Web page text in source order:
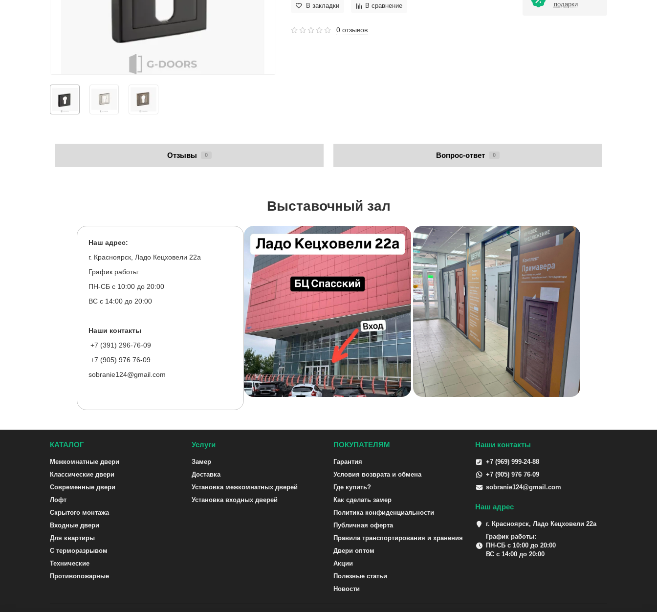
В закладки В сравнение
0 отзывов
подарки
Отзывы 0 Вопрос-ответ 0
Выставочный зал
Наш адрес:
г. Красноярск, Ладо Кецховели 22а
График работы:
ПН-СБ с 10:00 до 20:00
ВС с 14:00 до 20:00
Наши контакты
+7 (391) 296-76-09
+7 (905) 976 76-09
sobranie124@gmail.com
КАТАЛОГ
Межкомнатные двери
Классические двери
Современные двери
Лофт
Скрытого монтажа
Входные двери
Для квартиры
С терморазрывом
Технические
Противопожарные
Услуги
Замер
Доставка
Установка межкомнатных дверей
Установка входных дверей
ПОКУПАТЕЛЯМ
Гарантия
Условия возврата и обмена
Где купить?
Как сделать замер
Политика конфиденциальности
Публичная оферта
Правила транспортирования и хранения
Двери оптом
Акции
Полезные статьи
Новости
Наши контакты
+7 (969) 999-24-88
+7 (905) 976 76-09
sobranie124@gmail.com
Наш адрес
г. Красноярск, Ладо Кецховели 22а
График работы:
ПН-СБ с 10:00 до 20:00
ВС с 14:00 до 20:00